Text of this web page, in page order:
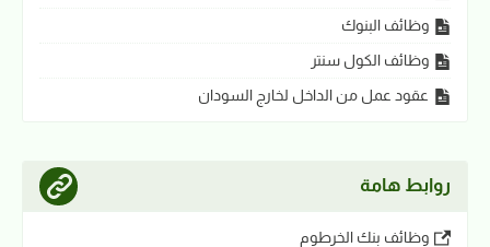
وظائف البنوك
وظائف الكول سنتر
عقود عمل من الداخل لخارج السودان
روابط هامة
وظائف بنك الخرطوم